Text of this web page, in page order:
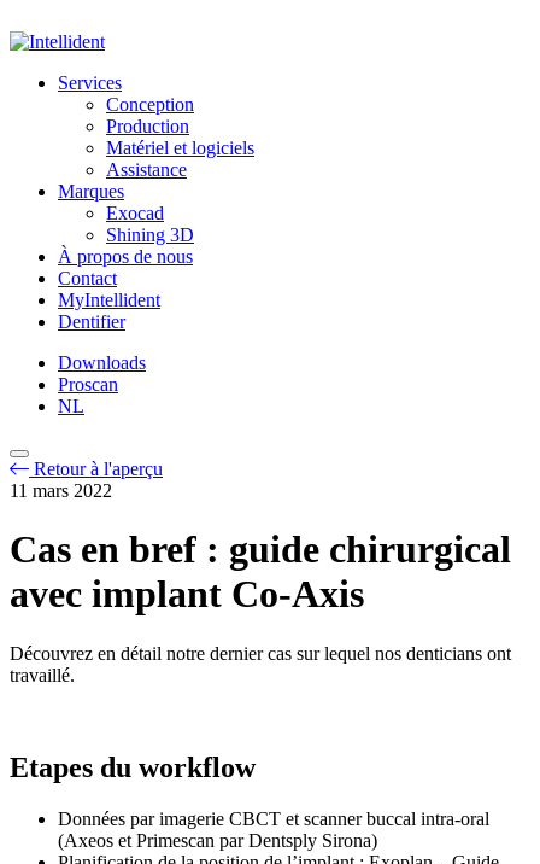
Services
Conception
Production
Matériel et logiciels
Assistance
Marques
Exocad
Shining 3D
À propos de nous
Contact
MyIntellident
Dentifier
Downloads
Proscan
NL
Retour à l'aperçu
11 mars 2022
Cas en bref : guide chirurgical
avec implant Co-Axis
Découvrez en détail notre dernier cas sur lequel nos denticians ont
travaillé.
Etapes du workflow
Données par imagerie CBCT et scanner buccal intra-oral
(Axeos et Primescan par Dentsply Sirona)